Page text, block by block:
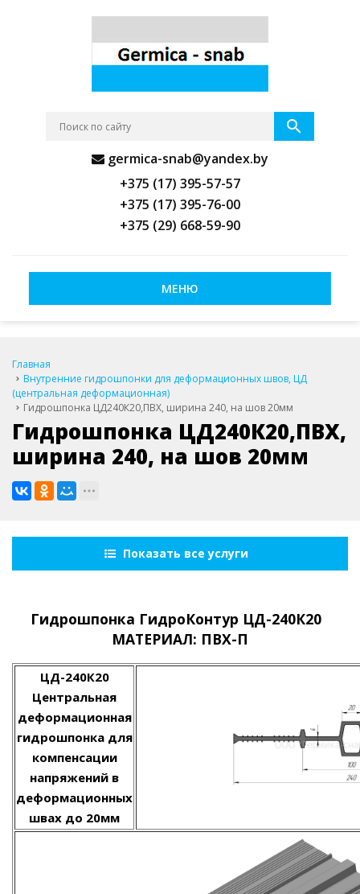
germica-snab@yandex.by
+375 (17) 395-57-57
+375 (17) 395-76-00
+375 (29) 668-59-90
МЕНЮ
Главная
Внутренние гидрошпонки для деформационных швов, ЦД
(центральная деформационная)
Гидрошпонка ЦД240К20,ПВХ, ширина 240, на шов 20мм
Гидрошпонка ЦД240К20,ПВХ,
ширина 240, на шов 20мм
Показать все услуги
Гидрошпонка ГидроКонтур ЦД-240К20
МАТЕРИАЛ: ПВХ-П
ЦД-240К20
Центральная
деформационная
гидрошпонка для
компенсации
напряжений в
деформационных
швах до 20мм